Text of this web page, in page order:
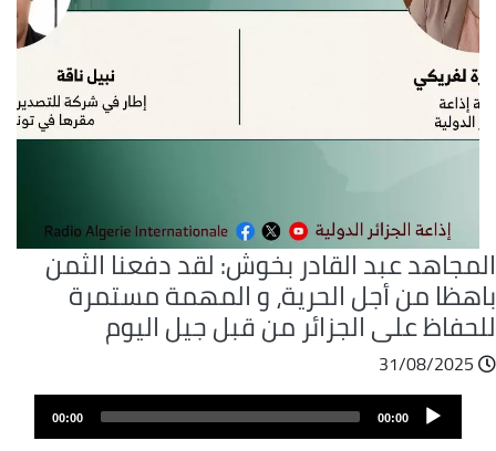
عبد القادر بخوش: لقد دفعنا الثمن
من أجل الحرية، و المهمة مستمرة
على الجزائر من قبل جيل اليوم
31/08/2025
ملفAudio
Player
00:00
00:00